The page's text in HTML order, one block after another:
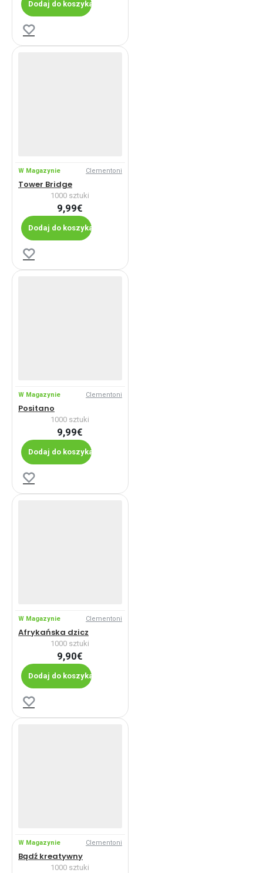
Dodaj do koszyka
W Magazynie Clementoni
Tower Bridge
1000 sztuki
9,99€
Dodaj do koszyka
W Magazynie Clementoni
Positano
1000 sztuki
9,99€
Dodaj do koszyka
W Magazynie Clementoni
Afrykańska dzicz
1000 sztuki
9,90€
Dodaj do koszyka
W Magazynie Clementoni
Bądź kreatywny
1000 sztuki